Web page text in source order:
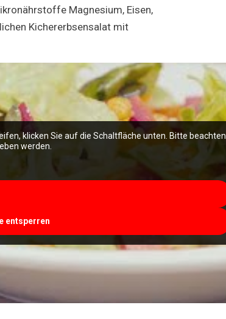
Magnesium, Eisen,
Kichererbsensalat mit
klicken Sie auf die Schaltfläche unten. Bitte beachten
werden.
entsperren